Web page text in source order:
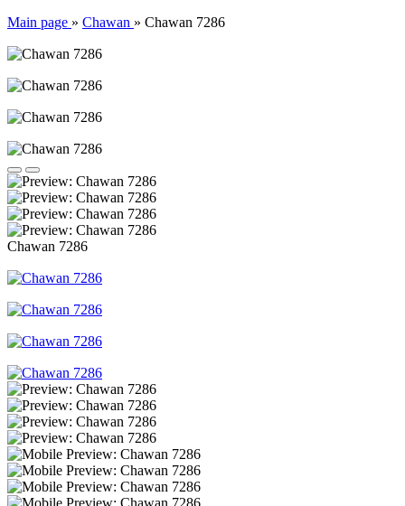
Main page » Chawan » Chawan 7286
Chawan 7286